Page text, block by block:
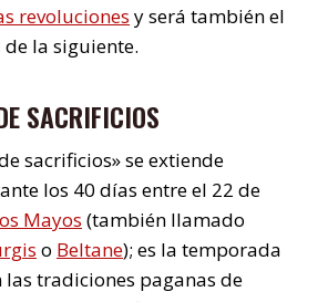
revoluciones y será también el
la siguiente.
SACRIFICIOS
sacrificios» se extiende
los 40 días entre el 22 de
Mayos (también llamado
o Beltane); es la temporada
las tradiciones paganas de